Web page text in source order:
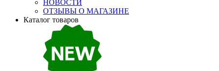
НОВОСТИ
ОТЗЫВЫ О МАГАЗИНЕ
Каталог товаров